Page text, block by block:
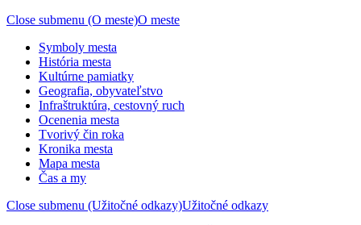
Close submenu (O meste)O meste
Symboly mesta
História mesta
Kultúrne pamiatky
Geografia, obyvateľstvo
Infraštruktúra, cestovný ruch
Ocenenia mesta
Tvorivý čin roka
Kronika mesta
Mapa mesta
Čas a my
Close submenu (Užitočné odkazy)Užitočné odkazy